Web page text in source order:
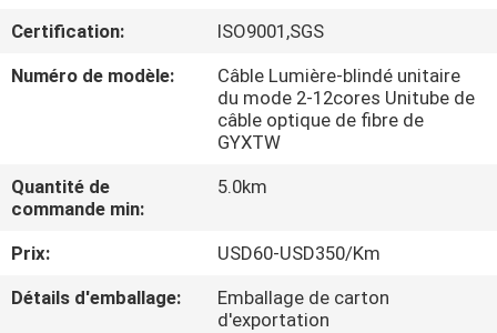
VISITE
D'USINE
DE
QUALITÉ
CONTACTEZ-
Certification:
ISO9001,SGS
Numéro de modèle:
Câble Lumière-blindé unitaire
du mode 2-12cores Unitube de
câble optique de fibre de
GYXTW
Quantité de
commande min:
5.0km
Prix:
USD60-USD350/Km
Détails d'emballage:
Emballage de carton
d'exportation